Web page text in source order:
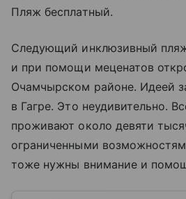
Пляж бесплатный.
Следующий инклюзивный
и при помощи меценатов
Очамчырском районе. Идеей
в Гагре. Это неудивительно.
проживают около девяти
ограниченными
тоже нужны внимание и